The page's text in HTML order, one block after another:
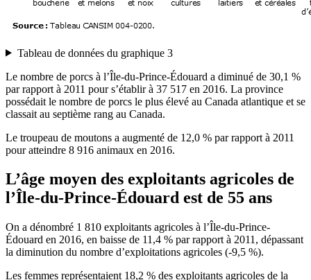
Tableau de données du graphique 3
Le nombre de porcs à l’Île-du-Prince-Édouard a diminué de 30,1 %
par rapport à 2011 pour s’établir à 37 517 en 2016. La province
possédait le nombre de porcs le plus élevé au Canada atlantique et se
classait au septième rang au Canada.
Le troupeau de moutons a augmenté de 12,0 % par rapport à 2011
pour atteindre 8 916 animaux en 2016.
L’âge moyen des exploitants agricoles de
l’Île-du-Prince-Édouard est de 55 ans
On a dénombré 1 810 exploitants agricoles à l’Île-du-Prince-
Édouard en 2016, en baisse de 11,4 % par rapport à 2011, dépassant
la diminution du nombre d’exploitations agricoles (-9,5 %).
Les femmes représentaient 18,2 % des exploitants agricoles de la